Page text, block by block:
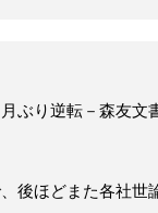
ぶり逆転－森友文
後ほどまた各社世